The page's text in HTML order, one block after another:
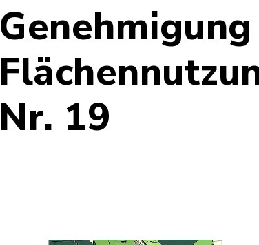
Genehmigung
Nr. 19